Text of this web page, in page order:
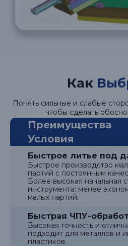
Как
Понять сильные и слабые
чтобы сделать
Преимущества
Условия
Быстрое литье под
Быстрое производство
партий с постоянным
Более высокая начальная
инструмента; менее
малых партий.
Быстрая ЧПУ-
Высокая точность и
подходит для металлов и
пластиков.